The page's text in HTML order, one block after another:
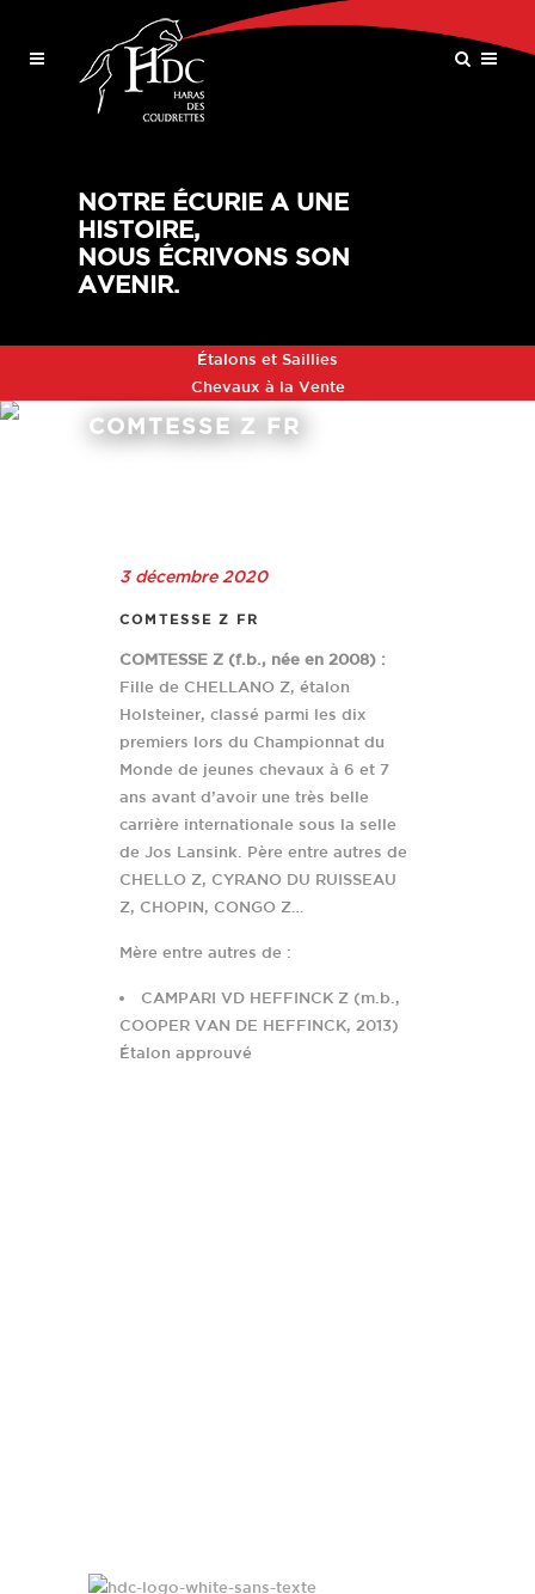
NOTRE ÉCURIE A UNE
HISTOIRE,
NOUS ÉCRIVONS SON
AVENIR.
Étalons et Saillies
Chevaux à la Vente
COMTESSE Z FR
3 décembre 2020
COMTESSE Z FR
COMTESSE Z (f.b., née en 2008) :
Fille de CHELLANO Z, étalon
Holsteiner, classé parmi les dix
premiers lors du Championnat du
Monde de jeunes chevaux à 6 et 7
ans avant d’avoir une très belle
carrière internationale sous la selle
de Jos Lansink. Père entre autres de
CHELLO Z, CYRANO DU RUISSEAU
Z, CHOPIN, CONGO Z…
Mère entre autres de :
CAMPARI VD HEFFINCK Z (m.b.,
COOPER VAN DE HEFFINCK, 2013)
Étalon approuvé